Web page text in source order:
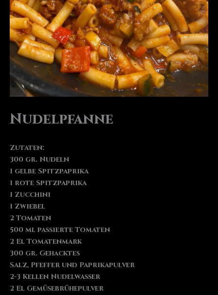
Nudelpfanne
Zutaten:
300 gr. Nudeln
1 gelbe Spitzpaprika
1 rote Spitzpaprika
1 Zucchini
1 Zwiebel
2 Tomaten
500 ml passierte Tomaten
2 El Tomatenmark
300 gr. Gehacktes
Salz, Pfeffer und Paprikapulver
2-3 Kellen Nudelwasser
2 El Gemüsebrühepulver